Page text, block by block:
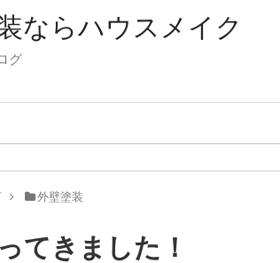
ならハウスメイク
グ
外壁塗装
てきました！